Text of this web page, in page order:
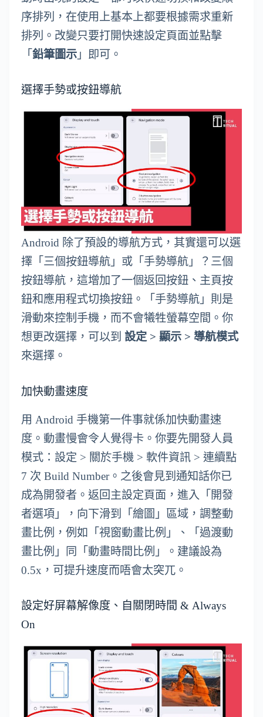
序排列，在使用上基本上都要根據需求重新
排列。改變只要打開快速設定頁面並點擊
「 鉛筆圖示 」即可。
選擇手勢或按鈕導航
Android 除了預設的導航方式，其實還可以選
擇「三個按鈕導航」或「手勢導航」？三個
按鈕導航，這增加了一個返回按鈕、主頁按
鈕和應用程式切換按鈕。「手勢導航」則是
滑動來控制手機，而不會犧牲螢幕空間。你
想更改選擇，可以到 設定 > 顯示 > 導航模式
來選擇。
加快動畫速度
用 Android 手機第一件事就係加快動畫速
度。動畫慢會令人覺得卡。你要先開發人員
模式：設定 > 關於手機 > 軟件資訊 > 連續點
7 次 Build Number。之後會見到通知話你已
成為開發者。返回主設定頁面，進入「開發
者選項」，向下滑到「繪圖」區域，調整動
畫比例，例如「視窗動畫比例」、「過渡動
畫比例」同「動畫時間比例」。建議設為
0.5x，可提升速度而唔會太突兀。
設定好屏幕解像度、自關閉時間 & Always
On